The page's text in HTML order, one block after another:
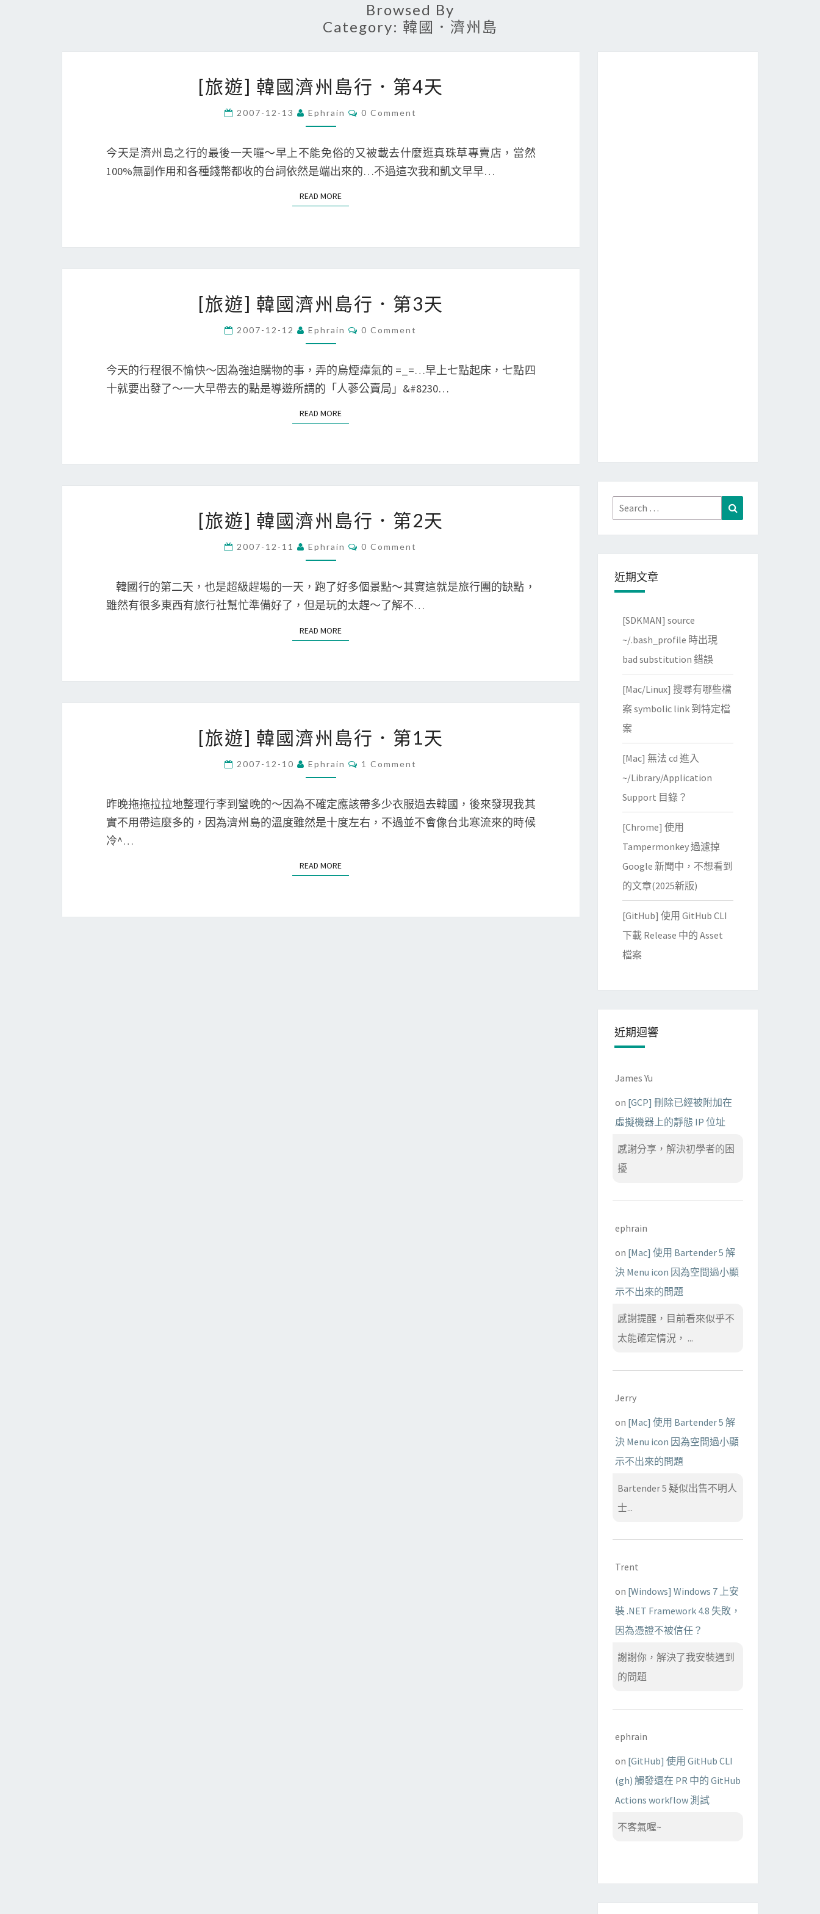
Browsed By
Category: 韓國．濟州島
旅
遊
]
韓
國
州
第
天
[旅遊] 韓國濟州島行．第4天
2007-12-13 Ephrain
C
E
N
T
S
0 Comment
今天是濟州島之行的最後一天囉～早上不能免俗的又被載去什麼逛真珠草專賣店，當然
100%無副作用和各種錢幣都收的台詞依然是端出來的…不過這次我和凱文早早…
READ MORE
旅
遊
]
韓
國
州
第
天
[旅遊] 韓國濟州島行．第3天
2007-12-12 Ephrain
C
E
N
T
S
0 Comment
今天的行程很不愉快～因為強迫購物的事，弄的烏煙瘴氣的 =_=…早上七點起床，七點四
十就要出發了～一大早帶去的點是導遊所謂的「人蔘公賣局」&#8230…
READ MORE
旅
遊
]
韓
國
州
第
天
[旅遊] 韓國濟州島行．第2天
2007-12-11 Ephrain
C
E
N
T
S
0 Comment
韓國行的第二天，也是超級趕場的一天，跑了好多個景點～其實這就是旅行團的缺點，
雖然有很多東西有旅行社幫忙準備好了，但是玩的太趕～了解不…
READ MORE
旅
遊
]
韓
國
島
[旅遊] 韓國濟州島行．第1天
2007-12-10 Ephrain
C
E
N
T
S
1 Comment
昨晚拖拖拉拉地整理行李到蠻晚的～因為不確定應該帶多少衣服過去韓國，後來發現我其
實不用帶這麼多的，因為濟州島的溫度雖然是十度左右，不過並不會像台北寒流來的時候
冷^…
READ MORE
Search
for:
近期文章
[SDKMAN] source
~/.bash_profile 時出現
bad substitution 錯誤
[Mac/Linux] 搜尋有哪些檔
案 symbolic link 到特定檔
案
[Mac] 無法 cd 進入
~/Library/Application
Support 目錄？
[Chrome] 使用
Tampermonkey 過濾掉
Google 新聞中，不想看到
的文章(2025新版)
[GitHub] 使用 GitHub CLI
下載 Release 中的 Asset
檔案
近期迴響
James Yu
on [GCP] 刪除已經被附加在
虛擬機器上的靜態 IP 位址
感謝分享，解決初學者的困
擾
ephrain
on [Mac] 使用 Bartender 5 解
決 Menu icon 因為空間過小顯
示不出來的問題
感謝提醒，目前看來似乎不
太能確定情況， ...
Jerry
on [Mac] 使用 Bartender 5 解
決 Menu icon 因為空間過小顯
示不出來的問題
Bartender 5 疑似出售不明人
士...
Trent
on [Windows] Windows 7 上安
裝 .NET Framework 4.8 失敗，
因為憑證不被信任？
謝謝你，解決了我安裝遇到
的問題
ephrain
on [GitHub] 使用 GitHub CLI
(gh) 觸發還在 PR 中的 GitHub
Actions workflow 測試
不客氣喔~